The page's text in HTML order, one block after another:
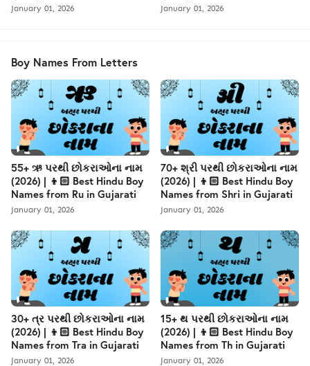
January 01, 2026 January 01, 2026
Boy Names From Letters
55+ ઋ પરથી છોકરાઓના નામ
(2026) | 👦🏻 Best Hindu Boy
Names from Ru in Gujarati
January 01, 2026
70+ શ્રી પરથી છોકરાઓના નામ
(2026) | 👦🏻 Best Hindu Boy
Names from Shri in Gujarati
January 01, 2026
30+ ત્ર પરથી છોકરાઓના નામ
(2026) | 👦🏻 Best Hindu Boy
Names from Tra in Gujarati
January 01, 2026
15+ થ પરથી છોકરાઓના નામ
(2026) | 👦🏻 Best Hindu Boy
Names from Th in Gujarati
January 01, 2026